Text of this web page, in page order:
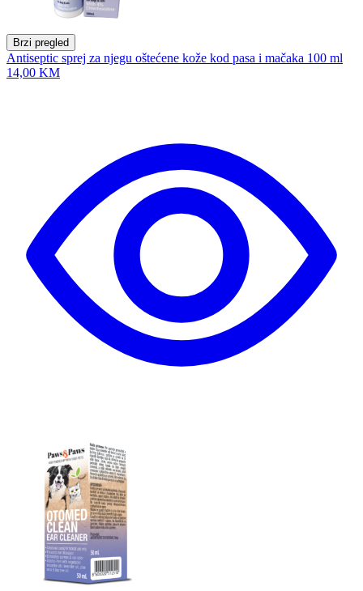
Brzi pregled
Antiseptic sprej za njegu oštećene kože kod pasa i mačaka 100 ml
14,00 KM